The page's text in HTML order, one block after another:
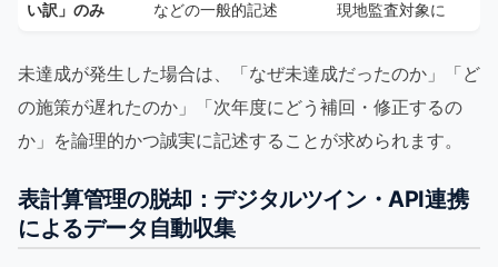
い訳」のみ
などの一般的記述
現地監査対象に
未達成が発生した場合は、「なぜ未達成だったのか」「ど
の施策が遅れたのか」「次年度にどう補回・修正するの
か」を論理的かつ誠実に記述することが求められます。
表計算管理の脱却：デジタルツイン・API連携
によるデータ自動収集